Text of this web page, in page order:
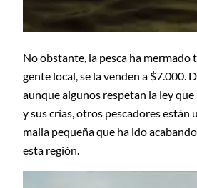
No obstante, la pesca ha mermado
gente local, se la venden a $7.000.
aunque algunos respetan la ley
y sus crías, otros pescadores están
malla pequeña que ha ido
esta región.